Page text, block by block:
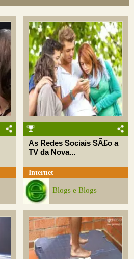
As Redes Sociais SÃ£o a
TV da Nova...
Internet
Blogs e Blogs